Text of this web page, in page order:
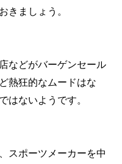
きましょう。
などがバーゲンセール
熱狂的なムードはな
はないようです。
スポーツメーカーを中